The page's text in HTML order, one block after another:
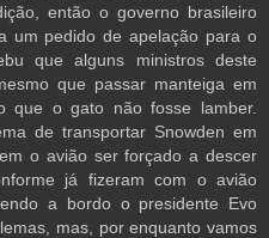
então o governo brasileiro
um pedido de apelação para o
que alguns ministros deste
que passar manteiga em
que o gato não fosse lamber.
de transportar Snowden em
o avião ser forçado a descer
já fizeram com o avião
a bordo o presidente Evo
mas, por enquanto vamos